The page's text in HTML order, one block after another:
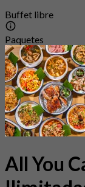
Buffet libre
Paquetes
All You